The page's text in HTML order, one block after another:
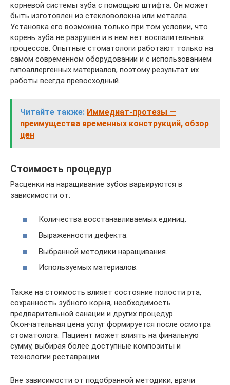
корневой системы зуба с помощью штифта. Он может
быть изготовлен из стекловолокна или металла.
Установка его возможна только при том условии, что
корень зуба не разрушен и в нем нет воспалительных
процессов. Опытные стоматологи работают только на
самом современном оборудовании и с использованием
гипоаллергенных материалов, поэтому результат их
работы всегда превосходный.
Читайте также: Иммедиат-протезы —
преимущества временных конструкций, обзор
цен
Стоимость процедур
Расценки на наращивание зубов варьируются в
зависимости от:
Количества восстанавливаемых единиц.
Выраженности дефекта.
Выбранной методики наращивания.
Используемых материалов.
Также на стоимость влияет состояние полости рта,
сохранность зубного корня, необходимость
предварительной санации и других процедур.
Окончательная цена услуг формируется после осмотра
стоматолога. Пациент может влиять на финальную
сумму, выбирая более доступные композиты и
технологии реставрации.
Вне зависимости от подобранной методики, врачи